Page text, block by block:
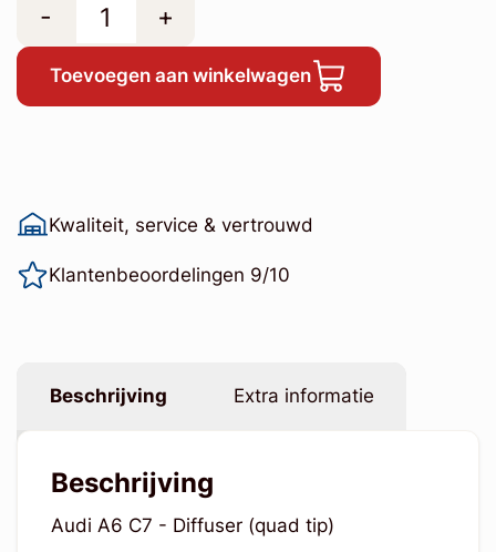
- +
Toevoegen aan winkelwagen
Kwaliteit, service & vertrouwd
Klantenbeoordelingen 9/10
Beschrijving Extra informatie
Beschrijving
Audi A6 C7 - Diffuser (quad tip)